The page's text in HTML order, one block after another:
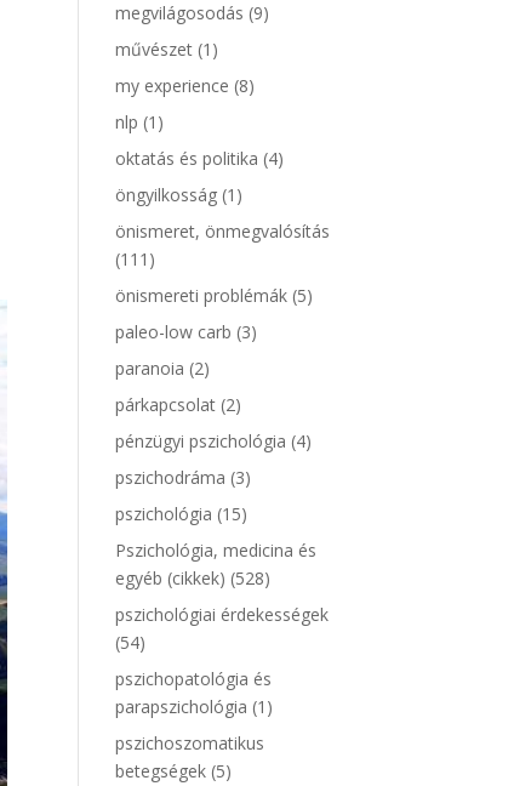
megvilágosodás (9)
művészet (1)
my experience (8)
nlp (1)
oktatás és politika (4)
öngyilkosság (1)
önismeret, önmegvalósítás
(111)
önismereti problémák (5)
paleo-low carb (3)
paranoia (2)
párkapcsolat (2)
pénzügyi pszichológia (4)
pszichodráma (3)
pszichológia (15)
Pszichológia, medicina és
egyéb (cikkek) (528)
pszichológiai érdekességek
(54)
pszichopatológia és
parapszichológia (1)
pszichoszomatikus
betegségek (5)